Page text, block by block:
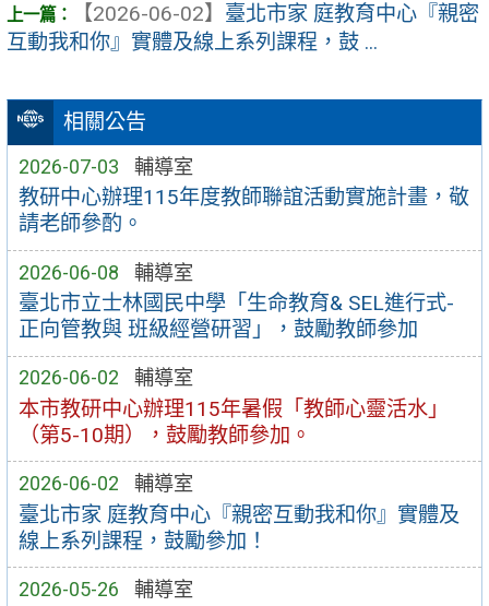
相關公告
2026-07-03 輔導室
教研中心辦理115年度教師聯誼活動實施計畫，敬
請老師參酌。
2026-06-08 輔導室
臺北市立士林國民中學「生命教育& SEL進行式-
正向管教與 班級經營研習」，鼓勵教師參加
2026-06-02 輔導室
本市教研中心辦理115年暑假「教師心靈活水」
（第5-10期），鼓勵教師參加。
2026-06-02 輔導室
臺北市家 庭教育中心『親密互動我和你』實體及
線上系列課程，鼓勵參加！
2026-05-26 輔導室
【2026-06-02】 臺北市家 庭教育中心『親密
互動我和你』實體及線上系列課程，鼓 ...